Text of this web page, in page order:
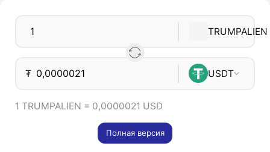
TRUMPALIEN
₮ USDT
1 TRUMPALIEN = 0,0000021 USD
Полная версия